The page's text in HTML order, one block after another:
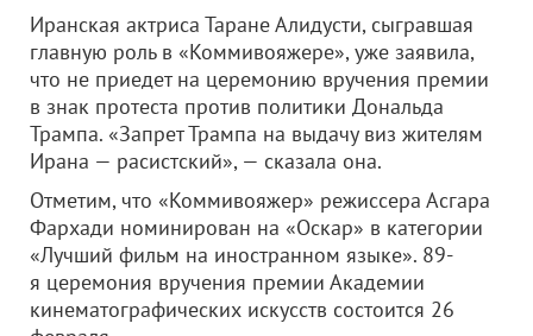
Иранская актриса Таране Алидусти, сыгравшая
главную роль в «Коммивояжере», уже заявила,
что не приедет на церемонию вручения премии
в знак протеста против политики Дональда
Трампа. «Запрет Трампа на выдачу виз жителям
Ирана — расистский», — сказала она.
Отметим, что «Коммивояжер» режиссера Асгара
Фархади номинирован на «Оскар» в категории
«Лучший фильм на иностранном языке». 89-
я церемония вручения премии Академии
кинематографических искусств состоится 26